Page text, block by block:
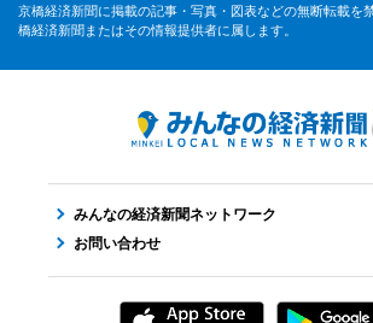
京橋経済新聞に掲載の記事・写真・図表などの無断転載を
橋経済新聞またはその情報提供者に属します。
みんなの経済新聞ネットワーク
お問い合わせ